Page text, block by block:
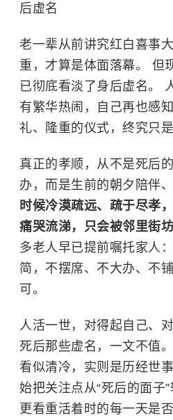
后虚名
老一辈从前讲究红白喜事
重，才算是体面落幕。 但
已彻底看淡了身后虚名。
有繁华热闹，自己再也感
礼、隆重的仪式，终究只
真正的孝顺，从不是死后
办，而是生前的朝夕陪伴
时候冷漠疏远、疏于尽孝
痛哭流涕，只会被邻里街
多老人早已提前嘱托家人
简，不摆席、不大办、不
可。
人活一世，对得起自己、
死后那些虚名，一文不值
看似清冷，实则是历经世
始把关注点从“死后的面子”
更看重活着时的每一天是